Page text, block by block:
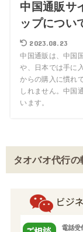
中国通販サ
ップについ
2023.08.23
中国通販は、中国
や、日本では手に
からの購入に慣れ
しれません。中国
います。
タオバオ代行